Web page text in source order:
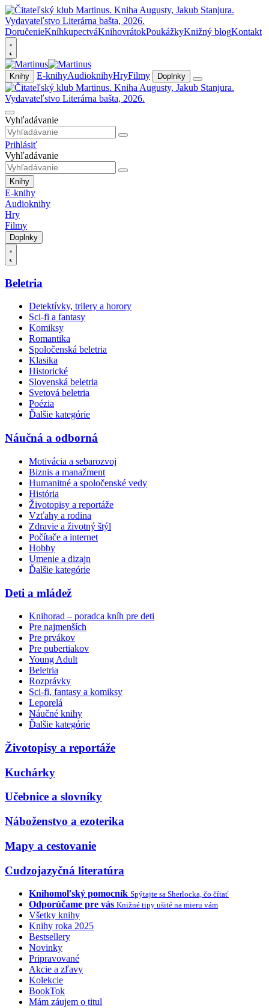
DoručenieKníhkupectváKnihovrátokPoukážkyKnižný blogKontakt
Knihy E-knihyAudioknihyHryFilmy Doplnky
Vyhľadávanie
Prihlásiť
Vyhľadávanie
Knihy
E-knihy
Audioknihy
Hry
Filmy
Doplnky
Beletria
Detektívky, trilery a horory
Sci-fi a fantasy
Komiksy
Romantika
Spoločenská beletria
Klasika
Historické
Slovenská beletria
Svetová beletria
Poézia
Ďalšie kategórie
Náučná a odborná
Motivácia a sebarozvoj
Biznis a manažment
Humanitné a spoločenské vedy
História
Životopisy a reportáže
Vzťahy a rodina
Zdravie a životný štýl
Počítače a internet
Hobby
Umenie a dizajn
Ďalšie kategórie
Deti a mládež
Knihorad – poradca kníh pre deti
Pre najmenších
Pre prvákov
Pre pubertiakov
Young Adult
Beletria
Rozprávky
Sci-fi, fantasy a komiksy
Leporelá
Náučné knihy
Ďalšie kategórie
Životopisy a reportáže
Kuchárky
Učebnice a slovníky
Náboženstvo a ezoterika
Mapy a cestovanie
Cudzojazyčná literatúra
Knihomoľský pomocník Spýtajte sa Sherlocka, čo čítať
Odporúčame pre vás Knižné tipy ušité na mieru vám
Všetky knihy
Knihy roka 2025
Bestsellery
Novinky
Pripravované
Akcie a zľavy
Kolekcie
BookTok
Mám záujem o titul